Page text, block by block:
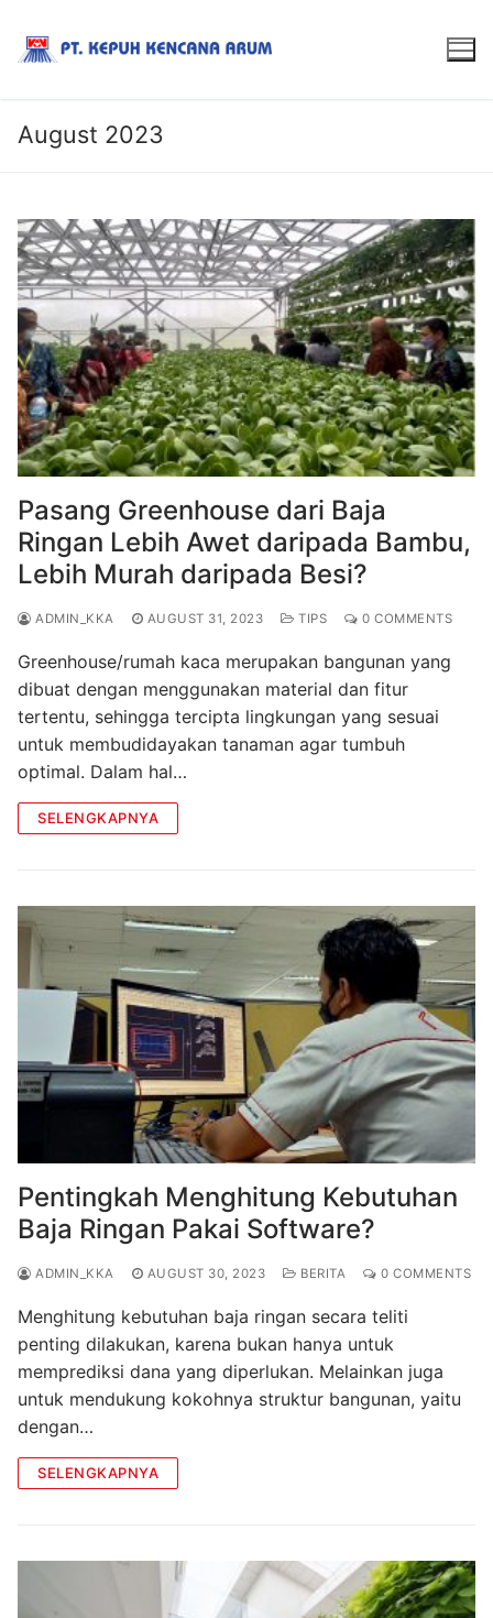
August 2023
Pasang Greenhouse dari Baja
Ringan Lebih Awet daripada Bambu,
Lebih Murah daripada Besi?
ADMIN_KKA AUGUST 31, 2023 TIPS 0 COMMENTS
Greenhouse/rumah kaca merupakan bangunan yang
dibuat dengan menggunakan material dan fitur
tertentu, sehingga tercipta lingkungan yang sesuai
untuk membudidayakan tanaman agar tumbuh
optimal. Dalam hal…
SELENGKAPNYA
Pentingkah Menghitung Kebutuhan
Baja Ringan Pakai Software?
ADMIN_KKA AUGUST 30, 2023 BERITA 0 COMMENTS
Menghitung kebutuhan baja ringan secara teliti
penting dilakukan, karena bukan hanya untuk
memprediksi dana yang diperlukan. Melainkan juga
untuk mendukung kokohnya struktur bangunan, yaitu
dengan…
SELENGKAPNYA